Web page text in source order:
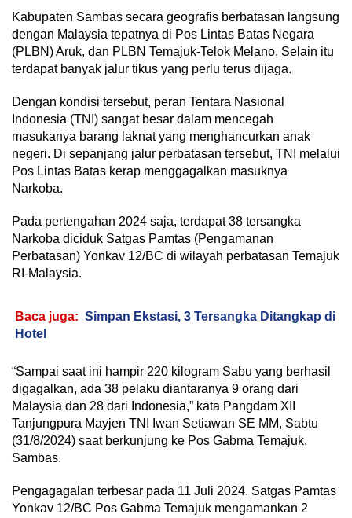
Kabupaten Sambas secara geografis berbatasan langsung
dengan Malaysia tepatnya di Pos Lintas Batas Negara
(PLBN) Aruk, dan PLBN Temajuk-Telok Melano. Selain itu
terdapat banyak jalur tikus yang perlu terus dijaga.
Dengan kondisi tersebut, peran Tentara Nasional
Indonesia (TNI) sangat besar dalam mencegah
masukanya barang laknat yang menghancurkan anak
negeri. Di sepanjang jalur perbatasan tersebut, TNI melalui
Pos Lintas Batas kerap menggagalkan masuknya
Narkoba.
Pada pertengahan 2024 saja, terdapat 38 tersangka
Narkoba diciduk Satgas Pamtas (Pengamanan
Perbatasan) Yonkav 12/BC di wilayah perbatasan Temajuk
RI-Malaysia.
Baca juga: Simpan Ekstasi, 3 Tersangka Ditangkap di
Hotel
“Sampai saat ini hampir 220 kilogram Sabu yang berhasil
digagalkan, ada 38 pelaku diantaranya 9 orang dari
Malaysia dan 28 dari Indonesia,” kata Pangdam XII
Tanjungpura Mayjen TNI Iwan Setiawan SE MM, Sabtu
(31/8/2024) saat berkunjung ke Pos Gabma Temajuk,
Sambas.
Pengagagalan terbesar pada 11 Juli 2024. Satgas Pamtas
Yonkav 12/BC Pos Gabma Temajuk mengamankan 2